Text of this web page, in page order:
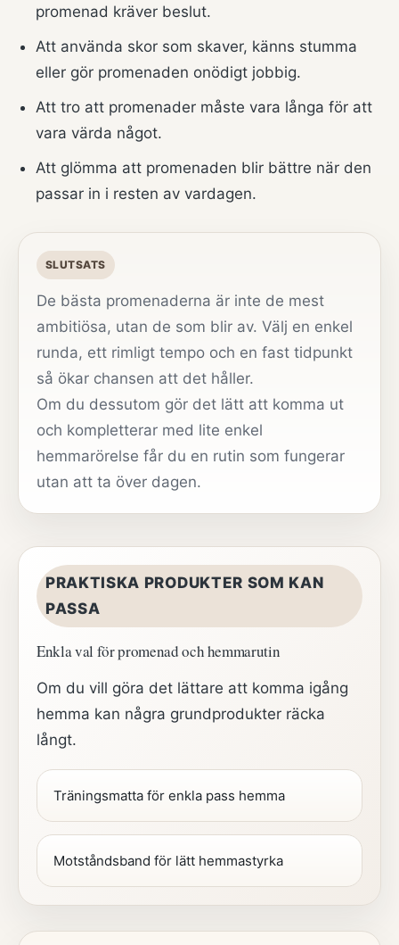
promenad kräver beslut.
Att använda skor som skaver, känns stumma
eller gör promenaden onödigt jobbig.
Att tro att promenader måste vara långa för att
vara värda något.
Att glömma att promenaden blir bättre när den
passar in i resten av vardagen.
SLUTSATS
De bästa promenaderna är inte de mest
ambitiösa, utan de som blir av. Välj en enkel
runda, ett rimligt tempo och en fast tidpunkt
så ökar chansen att det håller.
Om du dessutom gör det lätt att komma ut
och kompletterar med lite enkel
hemmarörelse får du en rutin som fungerar
utan att ta över dagen.
PRAKTISKA PRODUKTER SOM KAN
PASSA
Enkla val för promenad och hemmarutin
Om du vill göra det lättare att komma igång
hemma kan några grundprodukter räcka
långt.
Träningsmatta för enkla pass hemma
Motståndsband för lätt hemmastyrka